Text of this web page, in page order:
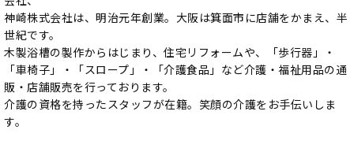
神崎株式会社は、明治元年創業。大阪は箕面市に店舗をかまえ、半
世紀です。
木製浴槽の製作からはじまり、住宅リフォームや、「歩行器」・
「車椅子」・「スロープ」・「介護食品」など介護・福祉用品の通
販・店舗販売を行っております。
介護の資格を持ったスタッフが在籍。笑顔の介護をお手伝いしま
す。